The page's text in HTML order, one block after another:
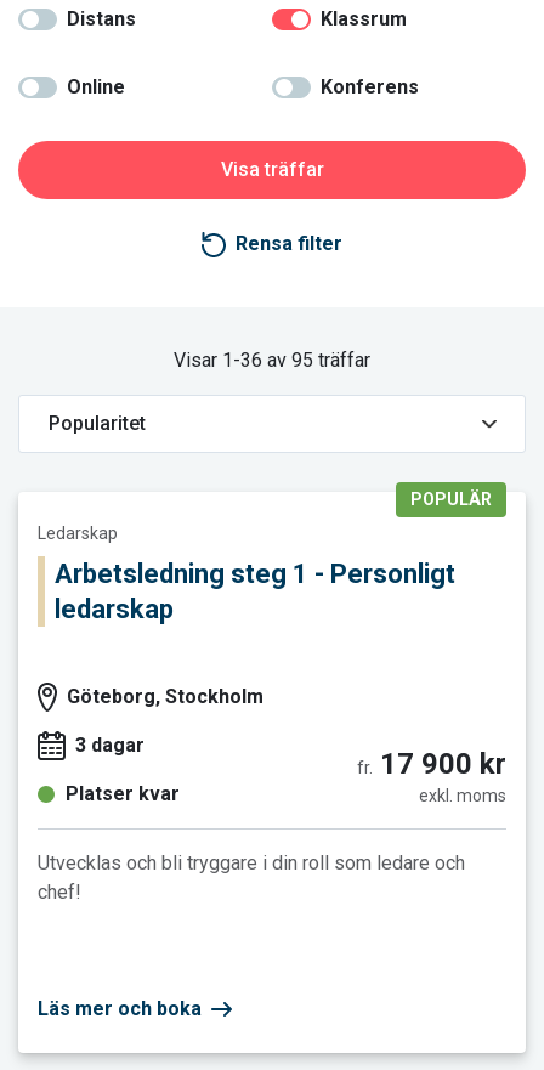
Distans Klassrum
Online Konferens
Rensa filter
Visar 1-36 av 95 träffar
Läs mer och boka Arbetsledning steg 1 - Personligt
POPULÄR
Ledarskap
Arbetsledning steg 1 - Personligt
ledarskap
Göteborg, Stockholm
3 dagar
Platser kvar
fr. 17 900 kr
exkl. moms
Utvecklas och bli tryggare i din roll som ledare och
chef!
Läs mer och boka